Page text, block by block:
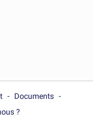
Documents
?